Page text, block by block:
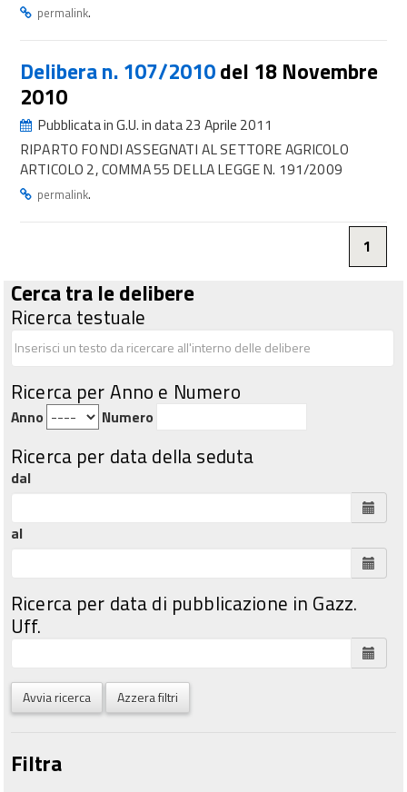
permalink.
Delibera n. 107/2010del 18 Novembre
2010
Pubblicata in G.U. in data 23 Aprile 2011
RIPARTO FONDI ASSEGNATI AL SETTORE AGRICOLO
ARTICOLO 2, COMMA 55 DELLA LEGGE N. 191/2009
permalink.
1
Cerca tra le delibere
Ricerca testuale
Ricerca per Anno e Numero
Anno Numero
Ricerca per data della seduta
dal
al
Ricerca per data di pubblicazione in Gazz.
Uff.
Avvia ricerca Azzera filtri
Filtra